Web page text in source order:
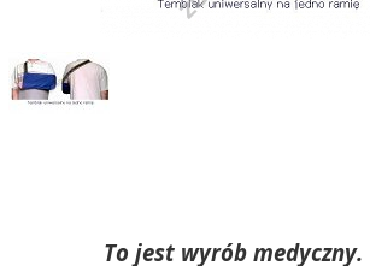
To jest wyrób